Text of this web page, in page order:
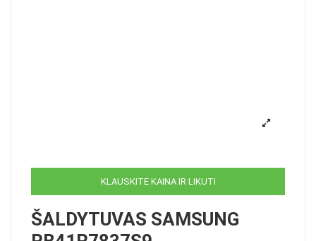
KLAUSKITE KAINA IR LIKUTI
ŠALDYTUVAS SAMSUNG